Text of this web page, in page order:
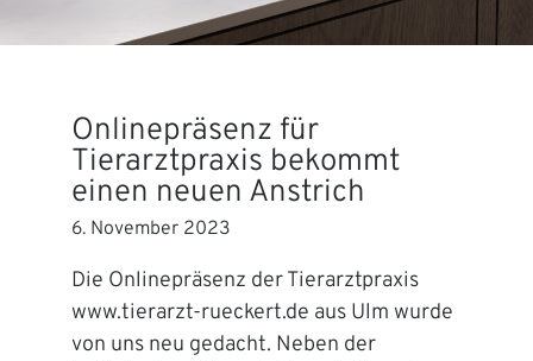
Onlinepräsenz für
Tierarztpraxis bekommt
einen neuen Anstrich
6. November 2023
Die Onlinepräsenz der Tierarztpraxis
www.tierarzt-rueckert.de aus Ulm wurde
von uns neu gedacht. Neben der